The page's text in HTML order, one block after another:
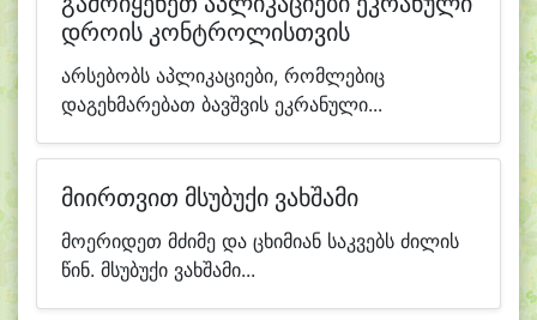
დროის კონტროლისთვის
არსებობს აპლიკაციები, რომლებიც
დაგეხმარებათ ბავშვის ეკრანული...
მიირთვით მსუბუქი ვახშამი
მოერიდეთ მძიმე და ცხიმიან საკვებს ძილის
წინ. მსუბუქი ვახშამი...